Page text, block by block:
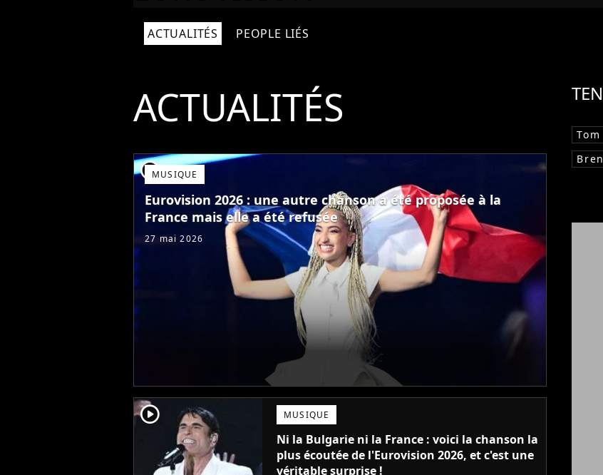
ACTUALITÉS PEOPLE LIÉS
ACTUALITÉS
player2MUSIQUE
Eurovision 2026 : une autre chanson a été proposée à la
France mais elle a été refusée
27 mai 2026
player2 MUSIQUE
Ni la Bulgarie ni la France : voici la chanson la
plus écoutée de l'Eurovision 2026, et c'est une
véritable surprise !